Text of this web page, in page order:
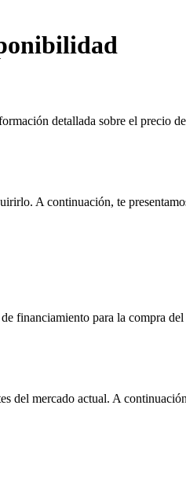
detallada sobre el precio
A continuación, te
financiamiento para la compra
mercado actual. A